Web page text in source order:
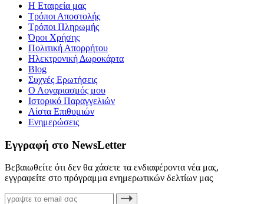
Η Εταιρεία μας
Τρόποι Αποστολής
Τρόποι Πληρωμής
Όροι Χρήσης
Πολιτική Απορρήτου
Ηλεκτρονική Δωροκάρτα
Blog
Συχνές Ερωτήσεις
Ο Λογαριασμός μου
Ιστορικό Παραγγελιών
Λίστα Επιθυμιών
Ενημερώσεις
Εγγραφή στο NewsLetter
Βεβαιωθείτε ότι δεν θα χάσετε τα ενδιαφέροντα νέα μας,
εγγραφείτε στο πρόγραμμα ενημερωτικών δελτίων μας